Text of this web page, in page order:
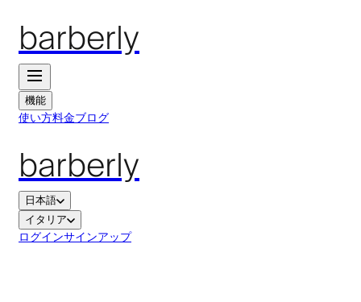
barberly
機能
使い方料金ブログ
barberly
日本語
イタリア
ログインサインアップ